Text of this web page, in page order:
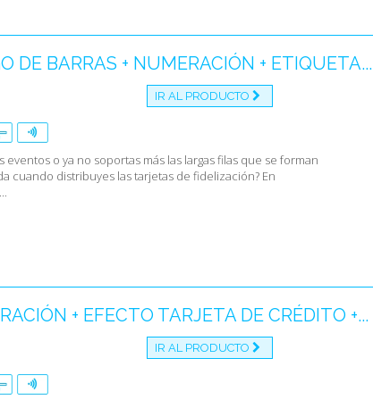
DE BARRAS + NUMERACIÓN + ETIQUETA...
IR AL PRODUCTO
eventos o ya no soportas más las largas filas que se forman
cuando distribuyes las tarjetas de fidelización? En
+ EFECTO TARJETA DE CRÉDITO +...
IR AL PRODUCTO